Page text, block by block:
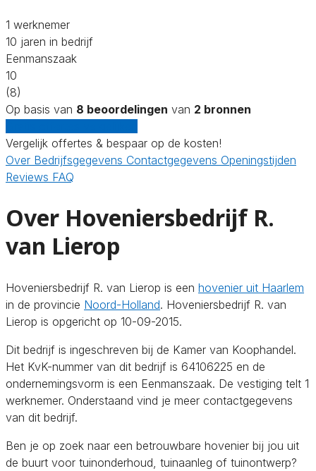
1 werknemer
10 jaren in bedrijf
Eenmanszaak
10
(8)
Op basis van 8 beoordelingen van 2 bronnen
Vergelijk offertes & bespaar op de kosten!
Over Bedrijfsgegevens Contactgegevens Openingstijden
Reviews FAQ
Over Hoveniersbedrijf R.
van Lierop
Hoveniersbedrijf R. van Lierop is een hovenier uit Haarlem
in de provincie Noord-Holland. Hoveniersbedrijf R. van
Lierop is opgericht op 10-09-2015.
Dit bedrijf is ingeschreven bij de Kamer van Koophandel.
Het KvK-nummer van dit bedrijf is 64106225 en de
ondernemingsvorm is een Eenmanszaak. De vestiging telt 1
werknemer. Onderstaand vind je meer contactgegevens
van dit bedrijf.
Ben je op zoek naar een betrouwbare hovenier bij jou uit
de buurt voor tuinonderhoud, tuinaanleg of tuinontwerp?